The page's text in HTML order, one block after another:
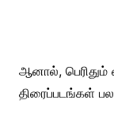
ஆனால், பெரிதும்
திரைப்படங்கள்